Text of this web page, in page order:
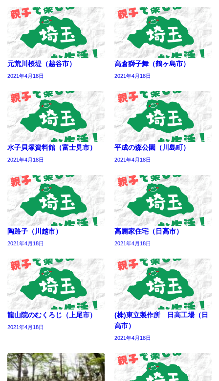
元荒川桜堤（越谷市）
2021年4月18日
高倉獅子舞（鶴ヶ島市）
2021年4月18日
水子貝塚資料館（富士見市）
2021年4月18日
平成の森公園（川島町）
2021年4月18日
陶路子（川越市）
2021年4月18日
高麗家住宅（日高市）
2021年4月18日
龍山院のむくろじ（上尾市）
2021年4月18日
(株)東立製作所 日高工場（日
高市）
2021年4月18日